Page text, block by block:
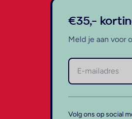
€35,-
Meld je aan voor
Volg ons op social